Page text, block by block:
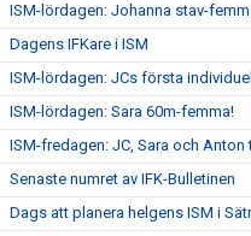
ISM-lördagen: Johanna stav-
Dagens IFKare i ISM
ISM-lördagen: JCs första
ISM-lördagen: Sara 60m-femma!
ISM-fredagen: JC, Sara och
Senaste numret av IFK-Bulletinen
Dags att planera helgens ISM i